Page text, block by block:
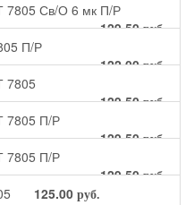
7805 Св/О 6 мк П/Р
129.50руб.
П/Р
122.00руб.
7805
129.50руб.
7805 П/Р
129.50руб.
7805 П/Р
129.50руб.
125.00 руб.